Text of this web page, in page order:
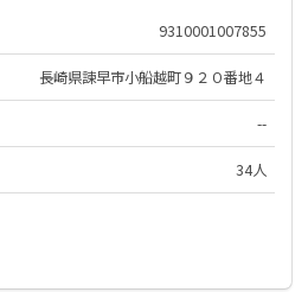
9310001007855
長崎県諫早市小船越町９２０番地４
--
34人